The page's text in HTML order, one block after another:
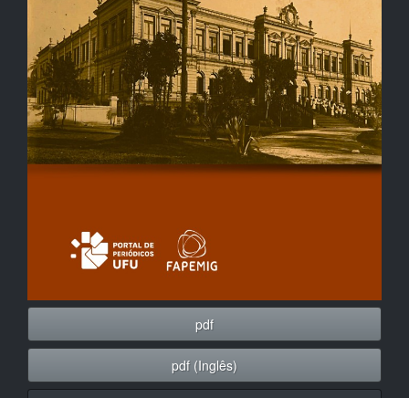
pdf
pdf (Inglês)